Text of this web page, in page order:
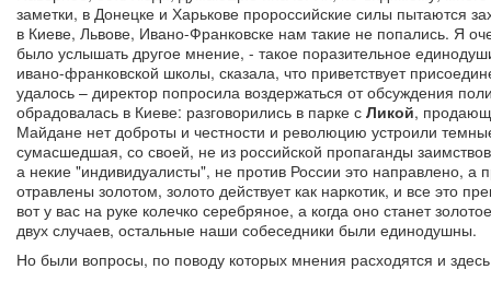
заметки, в Донецке и Харькове пророссийские силы пытаются
в Киеве, Львове, Ивано-Франковске нам такие не попались. Я
было услышать другое мнение, - такое поразительное
ивано-франковской школы, сказала, что приветствует
удалось – директор попросила воздержаться от обсуждения
обрадовалась в Киеве: разговорились в парке с Ликой,
Майдане нет доброты и честности и революцию устроили
сумасшедшая, со своей, не из российской пропаганды
а некие "индивидуалисты", не против России это направлено, а
отравлены золотом, золото действует как наркотик, и все это
вот у вас на руке колечко серебряное, а когда оно станет
двух случаев, остальные наши собеседники были единодушны.
Но были вопросы, по поводу которых мнения расходятся и